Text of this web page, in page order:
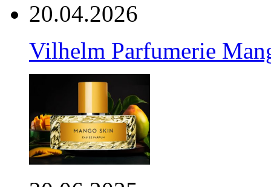
20.04.2026
Vilhelm Parfumerie